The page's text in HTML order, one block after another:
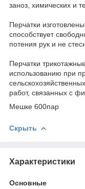
заноз, химических и
Перчатки
способствует
потения рук и не
Перчатки
использованию при
работ, связанных с
Мешке 600пар
Скрыть
Характеристики
Основные